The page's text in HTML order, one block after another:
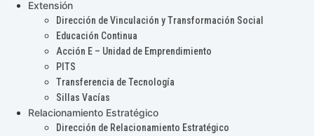
Extensión
Dirección de Vinculación y Transformación Social
Educación Continua
Acción E – Unidad de Emprendimiento
PITS
Transferencia de Tecnología
Sillas Vacías
Relacionamiento Estratégico
Dirección de Relacionamiento Estratégico